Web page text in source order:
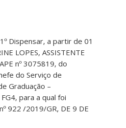
Dispensar, a partir de 01
LOPES, ASSISTENTE
nº 3075819, do
do Serviço de
Graduação –
para a qual foi
922 /2019/GR, DE 9 DE